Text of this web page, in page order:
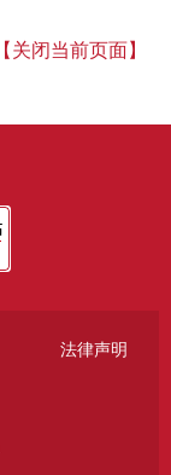
【关闭当前页面】
法律声明